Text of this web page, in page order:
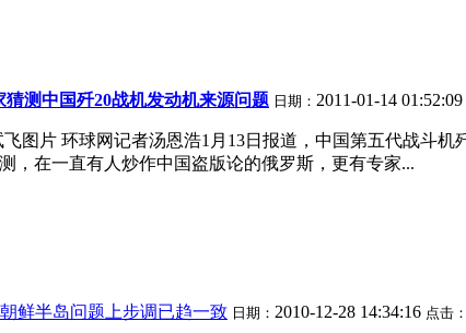
猜测中国歼20战机发动机来源问题 日期： 2011-01-14 01:52:09
图片 环球网记者汤恩浩1月13日报道，中国第五代战斗
，在一直有人炒作中国盗版论的俄罗斯，更有专家...
鲜半岛问题上步调已趋一致 日期： 2010-12-28 14:34:16 点击：